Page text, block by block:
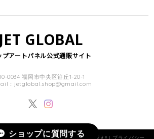
JET GLOBAL
プアートパネル公式通販サイト
0034 福岡市中央区笹丘1-20-1
： jetglobal.shop@gmail.com
ショップに質問する